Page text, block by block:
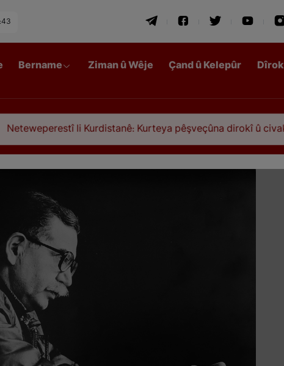
Bername Ziman û Wêje Çand û Kelepûr Dîrok
li Kurdistanê: Kurteya pêşveçûna dirokî û civakî-siyasî